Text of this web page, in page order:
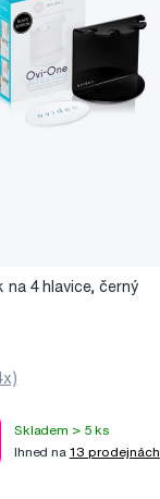
na 4 hlavice, černý
Skladem > 5 ks
Ihned na 13 prodejnách